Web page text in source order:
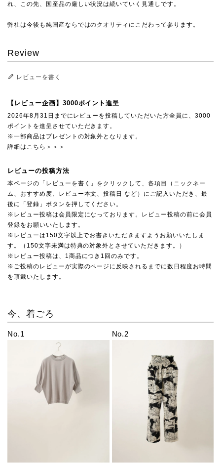
れ、この先、国産品の厳しい状況は続いていく見通しです。
弊社は今後も純国産ならではのクオリティにこだわって参ります。
Review
レビューを書く
【レビュー企画】3000ポイント進呈
2026年8月31日までにレビューを投稿していただいた方全員に、3000
ポイントを進呈させていただきます。
※一部商品はプレゼントの対象外となります。
詳細はこちら＞＞＞
レビューの投稿方法
本ページの「レビューを書く」をクリックして、各項目（ニックネー
ム、おすすめ度、レビュー本文、投稿日 など）にご記入いただき、最
後に「登録」ボタンを押してください。
※レビュー投稿は会員限定になっております。レビュー投稿の前に会員
登録をお願いいたします。
※レビューは150文字以上でお書きいただきますようお願いいたしま
す。（150文字未満は特典の対象外とさせていただきます。）
※レビュー投稿は、1商品につき1回のみです。
※ご投稿のレビューが実際のページに反映されるまでに数日程度お時間
を頂戴いたします。
今、着ごろ
No.1 No.2